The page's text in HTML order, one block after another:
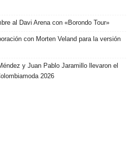
al Davi Arena con «Borondo Tour»
con Morten Veland para la versión
y Juan Pablo Jaramillo llevaron el
2026